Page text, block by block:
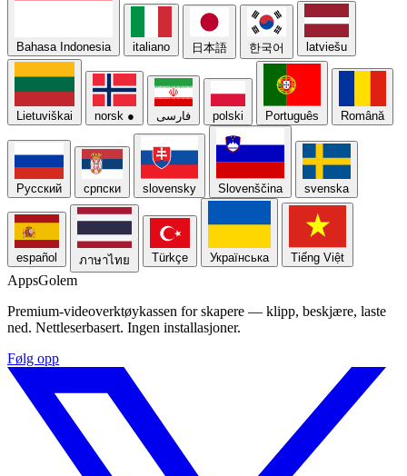
Bahasa Indonesia italiano 日本語 한국어 latviešu
Lietuviškai norsk ● فارسی polski Português Română
Русский српски slovensky Slovenščina svenska
español ภาษาไทย Türkçe Українська Tiếng Việt
AppsGolem
Premium-videoverktøykassen for skapere — klipp, beskjære, laste
ned. Nettleserbasert. Ingen installasjoner.
Følg opp